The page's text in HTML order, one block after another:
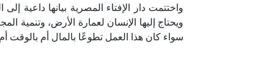
واختتمت دار الإفتاء المصرية بيانها داعية
ويحتاج إليها الإنسان لعمارة الأرض، وتنمية
سواء كان هذا العمل تطوعًا بالمال أم بالوقت